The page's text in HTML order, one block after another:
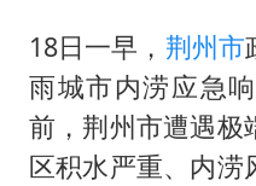
18日一早， 荆州市
雨城市内涝应急
前，荆州市遭遇极
区积水严重、内涝